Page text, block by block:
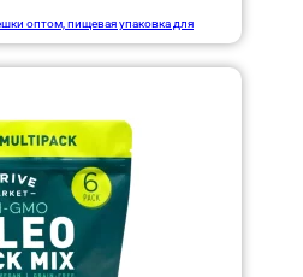
оптом, пищевая упаковка для